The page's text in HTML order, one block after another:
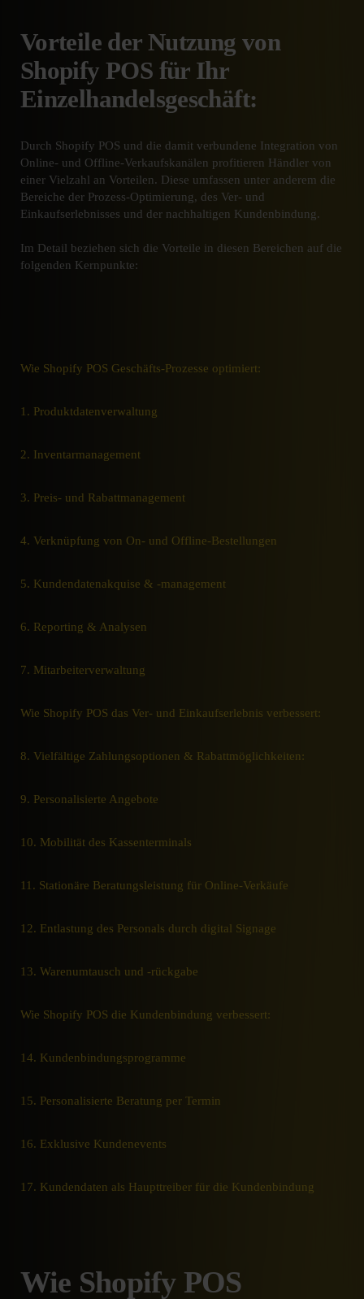
Vorteile der Nutzung von
Shopify POS für Ihr
Einzelhandelsgeschäft:
Durch Shopify POS und die damit verbundene Integration von
Online- und Offline-Verkaufskanälen profitieren Händler von
einer Vielzahl an Vorteilen. Diese umfassen unter anderem die
Bereiche der Prozess-Optimierung, des Ver- und
Einkaufserlebnisses und der nachhaltigen Kundenbindung.
Im Detail beziehen sich die Vorteile in diesen Bereichen auf die
folgenden Kernpunkte:
Wie Shopify POS Geschäfts-Prozesse optimiert:
1. Produktdatenverwaltung
2. Inventarmanagement
3. Preis- und Rabattmanagement
4. Verknüpfung von On- und Offline-Bestellungen
5. Kundendatenakquise & -management
6. Reporting & Analysen
7. Mitarbeiterverwaltung
Wie Shopify POS das Ver- und Einkaufserlebnis verbessert:
8. Vielfältige Zahlungsoptionen & Rabattmöglichkeiten:
9. Personalisierte Angebote
10. Mobilität des Kassenterminals
11. Stationäre Beratungsleistung für Online-Verkäufe
12. Entlastung des Personals durch digital Signage
13. Warenumtausch und -rückgabe
Wie Shopify POS die Kundenbindung verbessert:
14. Kundenbindungsprogramme
15. Personalisierte Beratung per Termin
16. Exklusive Kundenevents
17. Kundendaten als Haupttreiber für die Kundenbindung
Wie Shopify POS